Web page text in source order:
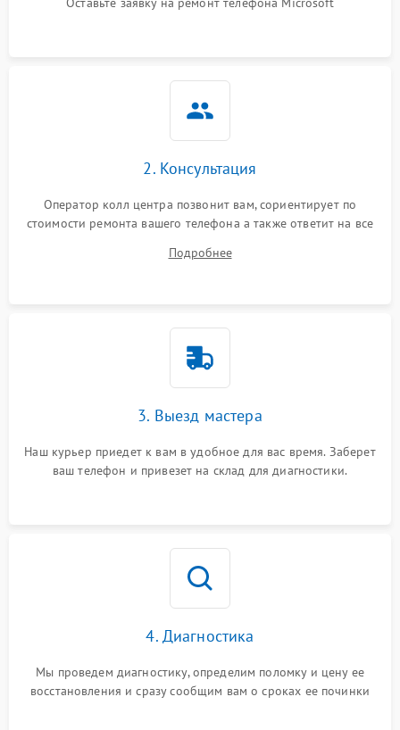
2. Консультация
Оператор колл центра позвонит вам, сориентирует по
стоимости ремонта вашего телефона а также ответит на все
Подробнее
3. Выезд мастера
Наш курьер приедет к вам в удобное для вас время. Заберет
ваш телефон и привезет на склад для диагностики.
4. Диагностика
Мы проведем диагностику, определим поломку и цену ее
восстановления и сразу сообщим вам о сроках ее починки